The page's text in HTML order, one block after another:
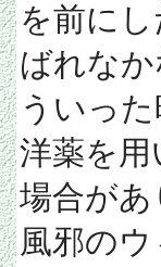
を前に
ばれな
ういっ
洋薬を
場合があ
風邪の